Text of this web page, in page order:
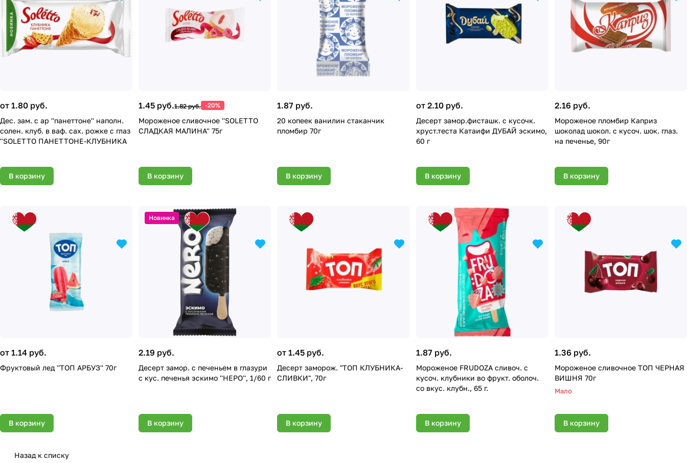
от 1.80 руб.
Дес. зам. с ар ''панеттоне'' наполн.
солен. клуб. в ваф. сах. рожке с глаз
''SOLETTO ПАНЕТТОНЕ-КЛУБНИКА
В корзину
1.45 руб.1.82 руб. -20%
Мороженое сливочное ''SOLETTO
СЛАДКАЯ МАЛИНА'' 75г
В корзину
1.87 руб.
20 копеек ванилин стаканчик
пломбир 70г
В корзину
от 2.10 руб.
Десерт замор.фисташк. с кусочк.
хруст.теста Катаифи ДУБАЙ эскимо,
60 г
В корзину
2.16 руб.
Мороженое пломбир Каприз
шоколад шокол. с кусоч. шок. глаз.
на печенье, 90г
В корзину
от 1.14 руб.
Фруктовый лед ''ТОП АРБУЗ'' 70г
В корзину
Новинка
2.19 руб.
Десерт замор. с печеньем в глазури
с кус. печенья эскимо ''НЕРО'', 1/60 г
В корзину
от 1.45 руб.
Десерт заморож. "ТОП КЛУБНИКА-
СЛИВКИ", 70г
В корзину
1.87 руб.
Мороженое FRUDOZA сливоч. с
кусоч. клубники во фрукт. оболоч.
со вкус. клубн., 65 г.
В корзину
1.36 руб.
Мороженое сливочное ТОП ЧЕРНАЯ
ВИШНЯ 70г
Мало
В корзину
Назад к списку